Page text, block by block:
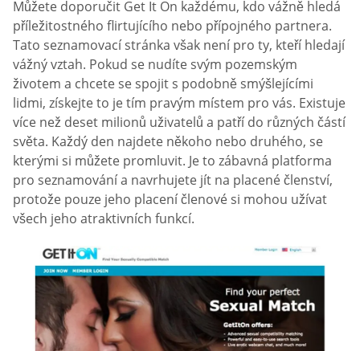
Můžete doporučit Get It On každému, kdo vážně hledá
příležitostného flirtujícího nebo přípojného partnera.
Tato seznamovací stránka však není pro ty, kteří hledají
vážný vztah. Pokud se nudíte svým pozemským
životem a chcete se spojit s podobně smýšlejícími
lidmi, získejte to je tím pravým místem pro vás. Existuje
více než deset milionů uživatelů a patří do různých částí
světa. Každý den najdete někoho nebo druhého, se
kterými si můžete promluvit. Je to zábavná platforma
pro seznamování a navrhujete jít na placené členství,
protože pouze jeho placení členové si mohou užívat
všech jeho atraktivních funkcí.